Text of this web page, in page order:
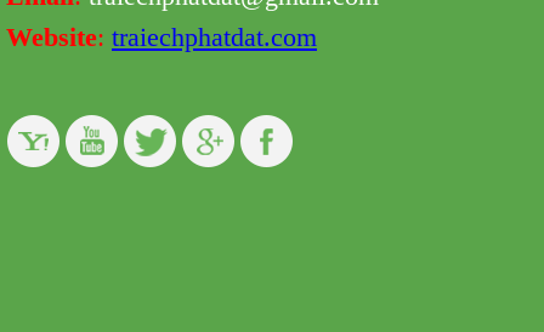
Website: traiechphatdat.com